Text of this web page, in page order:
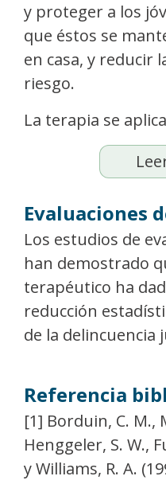
y proteger a los
que éstos se
en casa, y reducir
riesgo.
La terapia se
Evaluaciones
Los estudios de
han demostrado
terapéutico ha
reducción
de la delincuencia
Referencia
[1] Borduin, C. M.,
Henggeler, S. W.,
y Williams, R. A.